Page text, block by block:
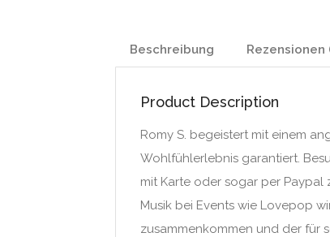
Beschreibung Rezensionen
Product Description
Romy S. begeistert mit einem
Wohlfühlerlebnis garantiert.
mit Karte oder sogar per
Musik bei Events wie Lovepop
zusammenkommen und der für